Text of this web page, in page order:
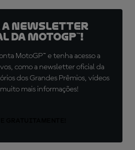
a newsletter
MotoGP™!
MotoGP™ e tenha acesso a
como a newsletter oficial da
dos Grandes Prêmios, vídeos
mais informações!